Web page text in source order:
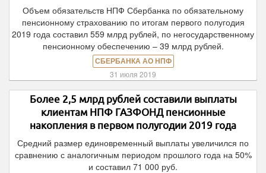
Объем обязательств НПФ Сбербанка по обязательному
пенсионному страхованию по итогам первого полугодия
2019 года составил 559 млрд рублей, по негосударственному
пенсионному обеспечению – 39 млрд рублей.
СБЕРБАНКА АО НПФ
31 июля 2019
Более 2,5 млрд рублей составили выплаты
клиентам НПФ ГАЗФОНД пенсионные
накопления в первом полугодии 2019 года
Средний размер единовременный выплаты увеличился по
сравнению с аналогичным периодом прошлого года на 50%
и составил 71 000 руб.